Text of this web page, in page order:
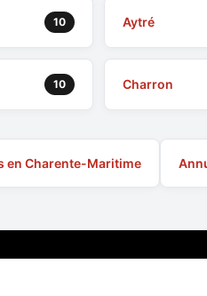
10 Aytré
10 Charron
en Charente-Maritime